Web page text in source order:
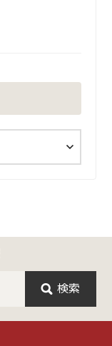
検索